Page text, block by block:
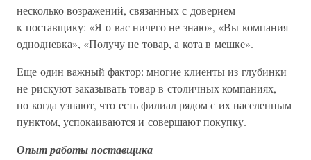
несколько возражений, связанных с доверием
к поставщику: «Я о вас ничего не знаю», «Вы компания-
однодневка», «Получу не товар, а кота в мешке».
Еще один важный фактор: многие клиенты из глубинки
не рискуют заказывать товар в столичных компаниях,
но когда узнают, что есть филиал рядом с их населенным
пунктом, успокаиваются и совершают покупку.
Опыт работы поставщика